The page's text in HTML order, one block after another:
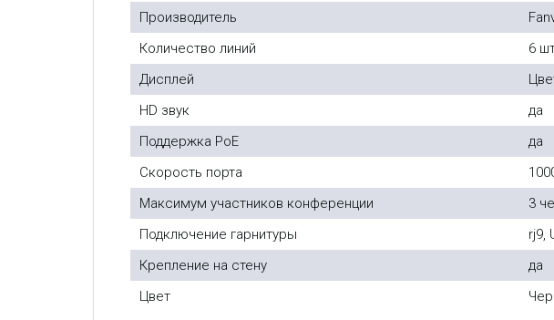
Производитель
Количество линий
6
Дисплей
HD звук
да
Поддержка PoE
да
Скорость порта
Максимум участников конференции
3
Подключение гарнитуры
rj9,
Крепление на стену
да
Цвет